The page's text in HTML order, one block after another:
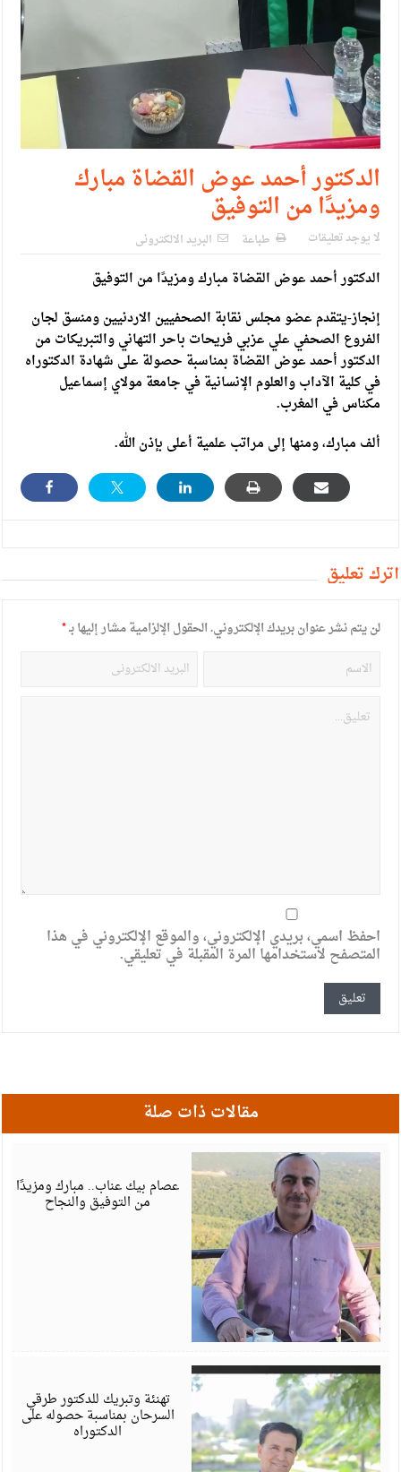
الدكتور أحمد عوض القضاة مبارك
ومزيدًا من التوفيق
لا يوجد تعليقات طباعة البريد الالكترونى
الدكتور أحمد عوض القضاة مبارك ومزيدًا من التوفيق
إنجاز-يتقدم عضو مجلس نقابة الصحفيين الاردنيين ومنسق لجان
الفروع الصحفي علي عزبي فريحات باحر التهاني والتبريكات من
الدكتور أحمد عوض القضاة بمناسبة حصولة على شهادة الدكتوراه
في كلية الآداب والعلوم الإنسانية في جامعة مولاي إسماعيل
مكناس في المغرب.
ألف مبارك، ومنها إلى مراتب علمية أعلى بإذن الله.
أترك تعليق
لن يتم نشر عنوان بريدك الإلكتروني.الحقول الإلزامية مشار إليها بـ*
احفظ اسمي، بريدي الإلكتروني، والموقع الإلكتروني في هذا
المتصفح لاستخدامها المرة المقبلة في تعليقي.
مقالات ذات صلة
عصام بيك عناب.. مبارك ومزيدًا
من التوفيق والنجاح
تهنئة وتبريك للدكتور طرقي
السرحان بمناسبة حصوله على
الدكتوراه